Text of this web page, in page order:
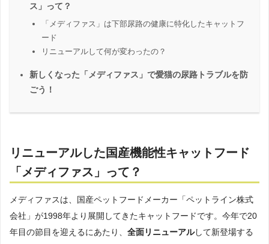
ス」って？
「メディファス」は下部尿路の健康に特化したキャットフ
ード
リニューアルして何が変わったの？
新しくなった「メディファス」で愛猫の尿路トラブルを防
ごう！
リニューアルした国産機能性キャットフード
「メディファス」って？
メディファスは、国産ペットフードメーカー「ペットライン株式
会社」が1998年より展開してきたキャットフードです。今年で20
年目の節目を迎えるにあたり、 全面リニューアルして新登場する